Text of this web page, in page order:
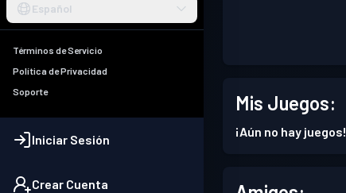
Español
Términos de Servicio
Política de Privacidad
Soporte
Iniciar Sesión
Crear Cuenta
Mis Juegos:
¡Aún no hay juegos!